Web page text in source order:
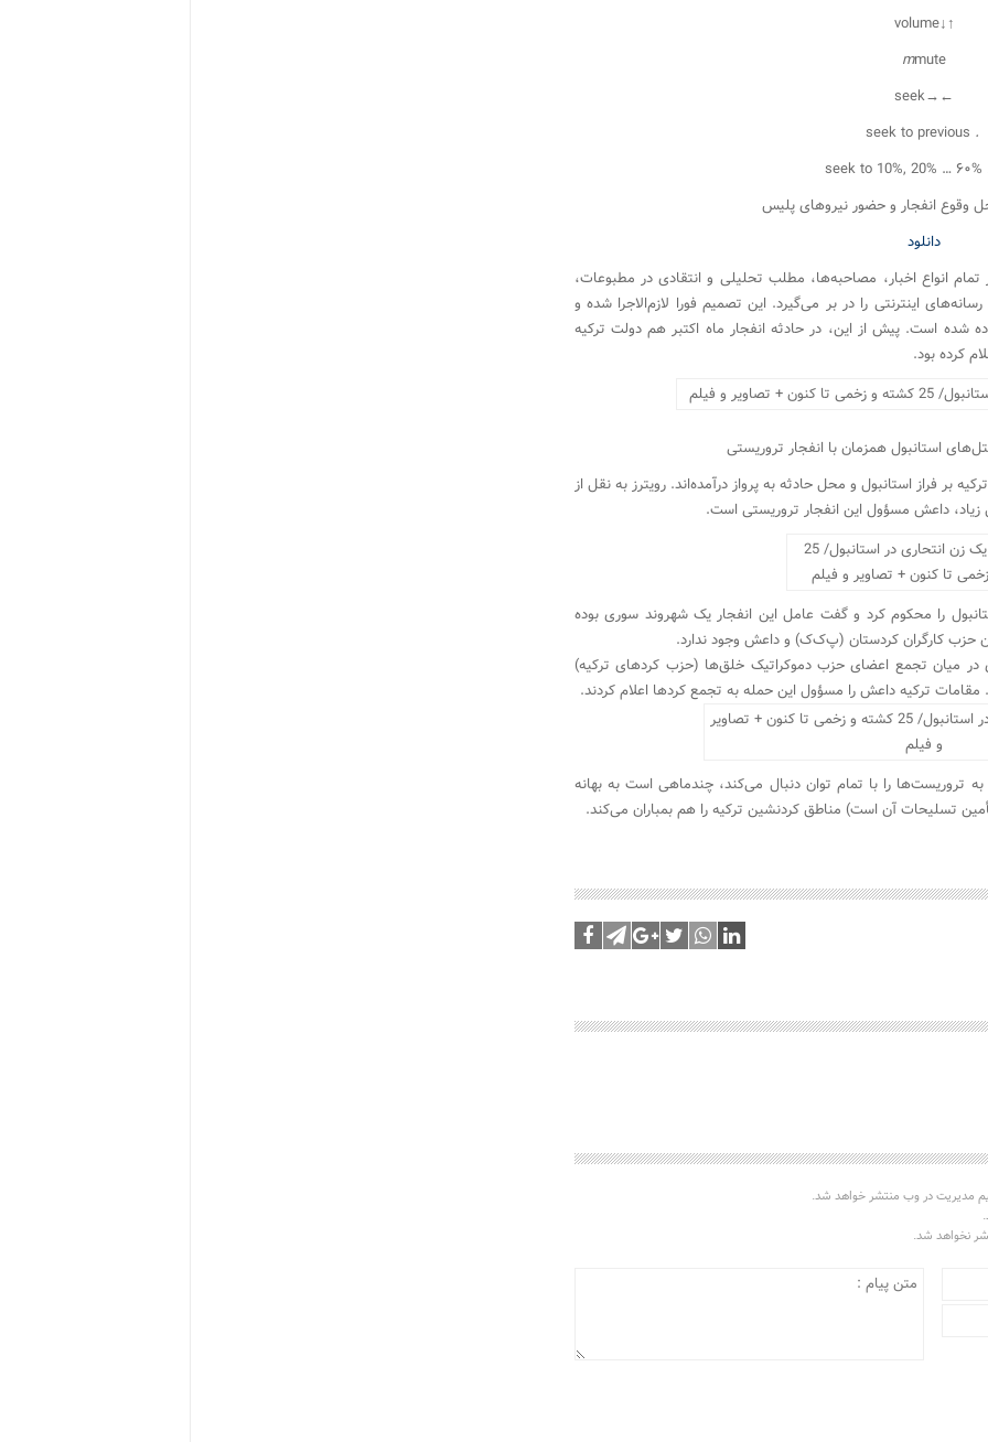
↑
↓
volume
mmute
←
→
seek
.
seek to previous
وقوع انفجار و حضور نیروهای پلیس
دانلود
تمام انواع اخبار، مصاحبه‌ها، مطلب تحلیلی و انتقادی در مطبوعات،
اینترنتی را در بر می‌گیرد. این تصمیم فورا لازم‌الاجرا شده و
شده است. پیش از این، در حادثه انفجار ماه اکتبر هم دولت ترکیه
کرده بود.
استانبول همزمان با انفجار تروریستی
بر فراز استانبول و محل حادثه به پرواز درآمده‌اند. رویترز به نقل از
داعش مسؤول این انفجار تروریستی است.
را محکوم کرد و گفت عامل این انفجار یک شهروند سوری بوده
حزب کارگران کردستان (پ‌ک‌ک) و داعش وجود ندارد.
در میان تجمع اعضای حزب دموکراتیک خلق‌ها (حزب کردهای ترکیه)
به تروریست‌ها را با تمام توان دنبال می‌کند، چندماهی است به بهانه
تسلیحات آن است) مناطق کردنشین ترکیه را هم بمباران می‌کند.
مدیریت در وب منتشر خواهد شد.
نخواهد شد.